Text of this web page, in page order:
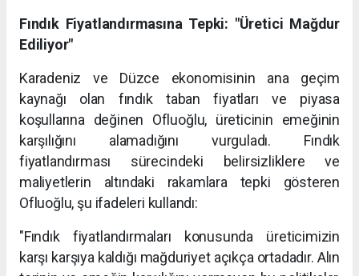
Fındık Fiyatlandırmasına Tepki: "Üretici Mağdur
Ediliyor"
Karadeniz ve Düzce ekonomisinin ana geçim
kaynağı olan fındık taban fiyatları ve piyasa
koşullarına değinen Ofluoğlu, üreticinin emeğinin
karşılığını alamadığını vurguladı. Fındık
fiyatlandırması sürecindeki belirsizliklere ve
maliyetlerin altındaki rakamlara tepki gösteren
Ofluoğlu, şu ifadeleri kullandı:
"Fındık fiyatlandırmaları konusunda üreticimizin
karşı karşıya kaldığı mağduriyet açıkça ortadadır. Alın